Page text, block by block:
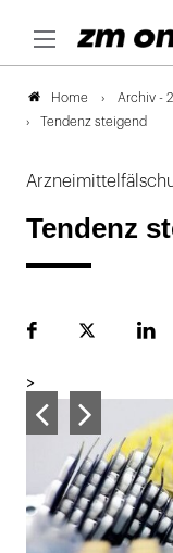
Home Archiv -
Tendenz steigend
Tendenz
FacebookPlattform
>